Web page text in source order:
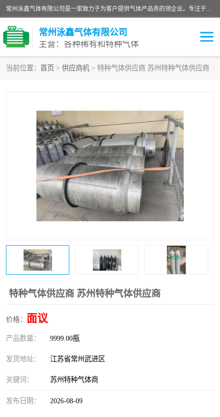
常州泳鑫气体有限公司是一家致力于为客户提供气体产品务的领企业。专注于环氧乙烷剂、环氧乙烷、高纯气体以及稀有和特种气体的研发、生产、销售和配送，产品广泛应用于医疗、电子、科研、化工、食品等多个领域。主要产品有：环氧乙烷灭菌剂，环氧乙烷，高纯氩，氮，氪，氙，氖，氘，笑，氦，氢，氧等各种稀有和特种气体。
常州泳鑫气体有限公司
主营：各种稀有和特种气体
当前位置： 首页 > 供应商机 > 特种气体供应商 苏州特种气体供应商
特种气体供应商 苏州特种气体供应商
价格： 面议
产品数量： 9999.00瓶
发货地址： 江苏省常州武进区
关键词： 苏州特种气体商
发布日期： 2026-08-09
环氧乙烷灭菌剂 高纯氩气
高纯氮气